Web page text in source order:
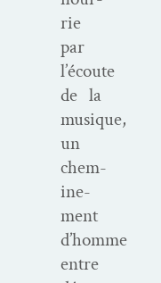
rie
par
l’écoute
de la
musique,
un
chem­
ine­
ment
d’homme
entre